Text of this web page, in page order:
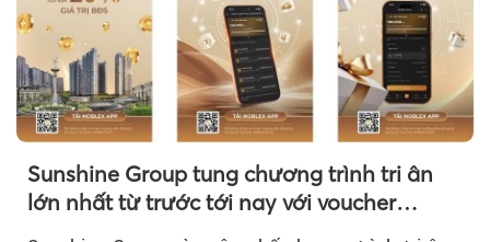
Sunshine Group tung chương trình tri ân
lớn nhất từ trước tới nay với voucher